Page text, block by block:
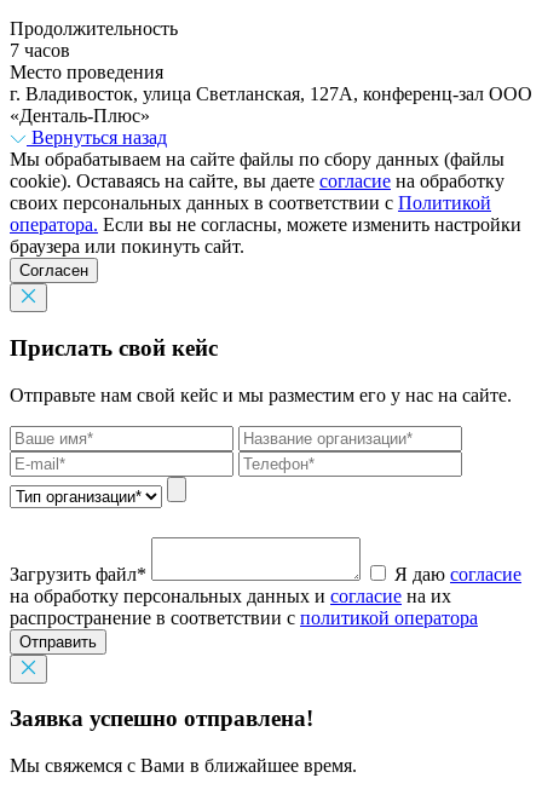
Продолжительность
7 часов
Место проведения
г. Владивосток, улица Светланская, 127А, конференц-зал ООО
«Денталь-Плюс»
Вернуться назад
Мы обрабатываем на сайте файлы по сбору данных (файлы
cookie). Оставаясь на сайте, вы даете согласие на обработку
своих персональных данных в соответствии с Политикой
оператора. Если вы не согласны, можете изменить настройки
браузера или покинуть сайт.
Согласен
Прислать свой кейс
Отправьте нам свой кейс и мы разместим его у нас на сайте.
Загрузить файл* Я даю согласие
на обработку персональных данных и согласие на их
распространение в соответствии с политикой оператора
Отправить
Заявка успешно отправлена!
Мы свяжемся с Вами в ближайшее время.